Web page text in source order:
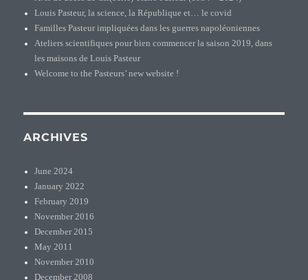
Louis Pasteur, la science, la République et… le covid
Familles Pasteur impliquées dans les guerres napoléoniennes
Ateliers scientifiques pour bien commencer la saison 2019, dans
les maisons de Louis Pasteur
Welcome to the Pasteurs’ new website !
ARCHIVES
June 2024
January 2022
February 2019
November 2016
December 2015
May 2011
November 2010
December 2008